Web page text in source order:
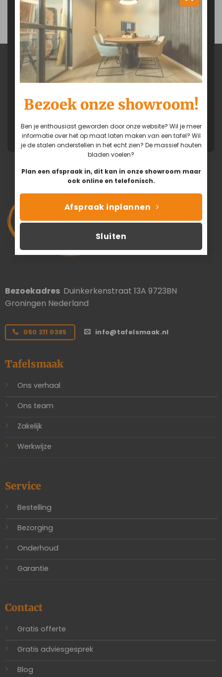
Bezoek onze showroom!
Ben je enthousiast geworden door onze website? Wil je meer
informatie over het op maat laten maken van een tafel? Wil
je de stalen onderstellen in het echt zien? De massief houten
bladen voelen?
Plan een afspraak in, dit kan in onze showroom maar
ook online en telefonisch.
Afspraak inplannen
Sluiten
Ben je door onze website enthousiast
geworden? Wil je meer informatie over het
op maat laten maken van een tafel? Of wil
je de stalen onderstellen in het echt zien?
De massief houten bladen voelen?
Neem contact op met ons!
Bereikbaar van: 09:00 - 18:00
via Facebook
via Whatsapp
Bezoekadres Duinkerkenstraat 13A 9723BN
Groningen Nederland
050 211 0385 info@tafelsmaak.nl
Tafelsmaak
Ons verhaal
Ons team
Zakelijk
Werkwijze
Service
Bestelling
Bezorging
Onderhoud
Garantie
Contact
Gratis offerte
Gratis adviesgesprek
Blog